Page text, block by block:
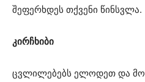
შეფერხდეს თქვენი წინსვლა.
კირჩხიბი
ცვლილებებს ელოდეთ და